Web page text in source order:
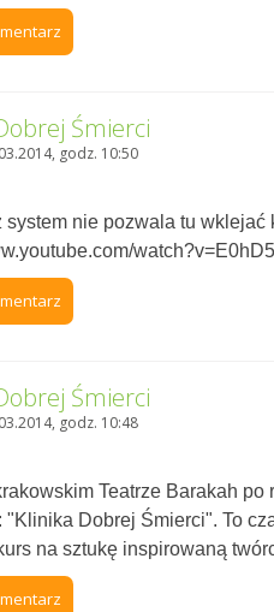
Śmierci
godz. 10:50
system nie pozwala tu
Śmierci
godz. 10:48
Teatrze Barakah
"Klinika Dobrej Śmierci". To
na sztukę inspirowaną